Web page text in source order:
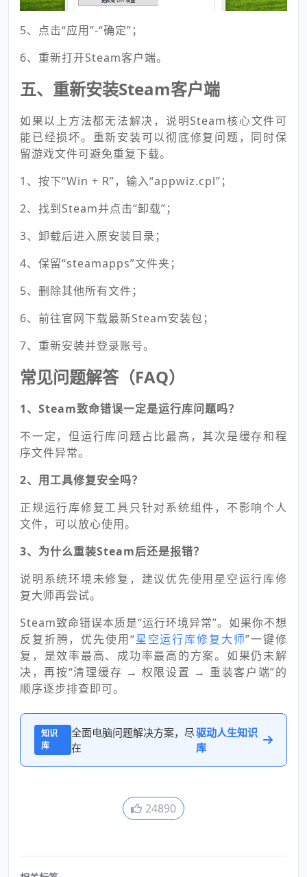
5、点击“应用”-“确定”；
6、重新打开Steam客户端。
五、重新安装Steam客户端
如果以上方法都无法解决，说明Steam核心文件可
能已经损坏。重新安装可以彻底修复问题，同时保
留游戏文件可避免重复下载。
1、按下“Win + R”，输入“appwiz.cpl”；
2、找到Steam并点击“卸载”；
3、卸载后进入原安装目录；
4、保留“steamapps”文件夹；
5、删除其他所有文件；
6、前往官网下载最新Steam安装包；
7、重新安装并登录账号。
常见问题解答（FAQ）
1、Steam致命错误一定是运行库问题吗？
不一定，但运行库问题占比最高，其次是缓存和程
序文件异常。
2、用工具修复安全吗？
正规运行库修复工具只针对系统组件，不影响个人
文件，可以放心使用。
3、为什么重装Steam后还是报错？
说明系统环境未修复，建议优先使用星空运行库修
复大师再尝试。
Steam致命错误本质是“运行环境异常”。如果你不想
反复折腾，优先使用“星空运行库修复大师”一键修
复，是效率最高、成功率最高的方案。如果仍未解
决，再按“清理缓存 → 权限设置 → 重装客户端”的
顺序逐步排查即可。
知识
库
全面电脑问题解决方案，尽
在
驱动人生知识
库
24890